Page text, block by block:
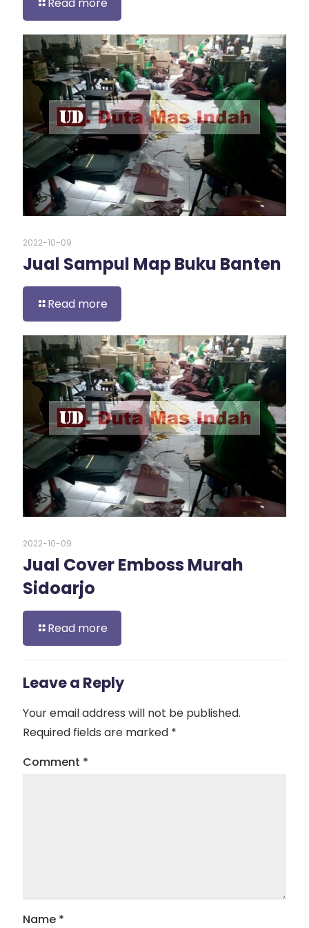
Read more
2022-10-09
Jual Sampul Map Buku Banten
Read more
2022-10-09
Jual Cover Emboss Murah
Sidoarjo
Read more
Leave a Reply
Your email address will not be published.
Required fields are marked *
Comment *
Name *